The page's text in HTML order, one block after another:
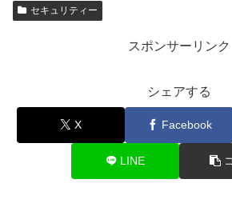
セキュリティー
スポンサーリンク
シェアする
X Facebook
LINE